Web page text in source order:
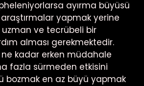
ayırma büyüsü
araştırmalar yapmak yerine
ve tecrübeli bir
alması gerekmektedir.
ne kadar erken müdahale
fazla sürmeden etkisini
bozmak en az büyü yapmak